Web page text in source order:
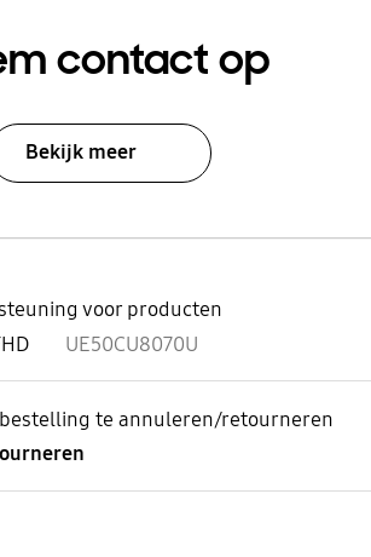
contact op
Bekijk meer
voor producten
UE50CU8070U
te annuleren/retourneren